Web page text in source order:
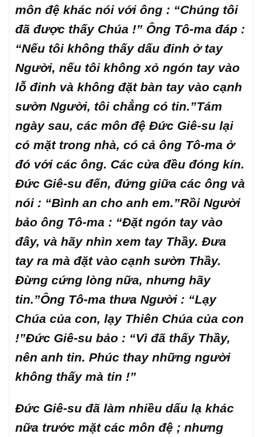
môn đệ khác nói với ông : “Chúng tôi
đã được thấy Chúa !” Ông Tô-ma đáp :
“Nếu tôi không thấy dấu đinh ở tay
Người, nếu tôi không xỏ ngón tay vào
lỗ đinh và không đặt bàn tay vào cạnh
sườn Người, tôi chẳng có tin.”Tám
ngày sau, các môn đệ Đức Giê-su lại
có mặt trong nhà, có cả ông Tô-ma ở
đó với các ông. Các cửa đều đóng kín.
Đức Giê-su đến, đứng giữa các ông và
nói : “Bình an cho anh em.”Rồi Người
bảo ông Tô-ma : “Đặt ngón tay vào
đây, và hãy nhìn xem tay Thầy. Đưa
tay ra mà đặt vào cạnh sườn Thầy.
Đừng cứng lòng nữa, nhưng hãy
tin.”Ông Tô-ma thưa Người : “Lạy
Chúa của con, lạy Thiên Chúa của con
!”Đức Giê-su bảo : “Vì đã thấy Thầy,
nên anh tin. Phúc thay những người
không thấy mà tin !”
Đức Giê-su đã làm nhiều dấu lạ khác
nữa trước mặt các môn đệ ; nhưng